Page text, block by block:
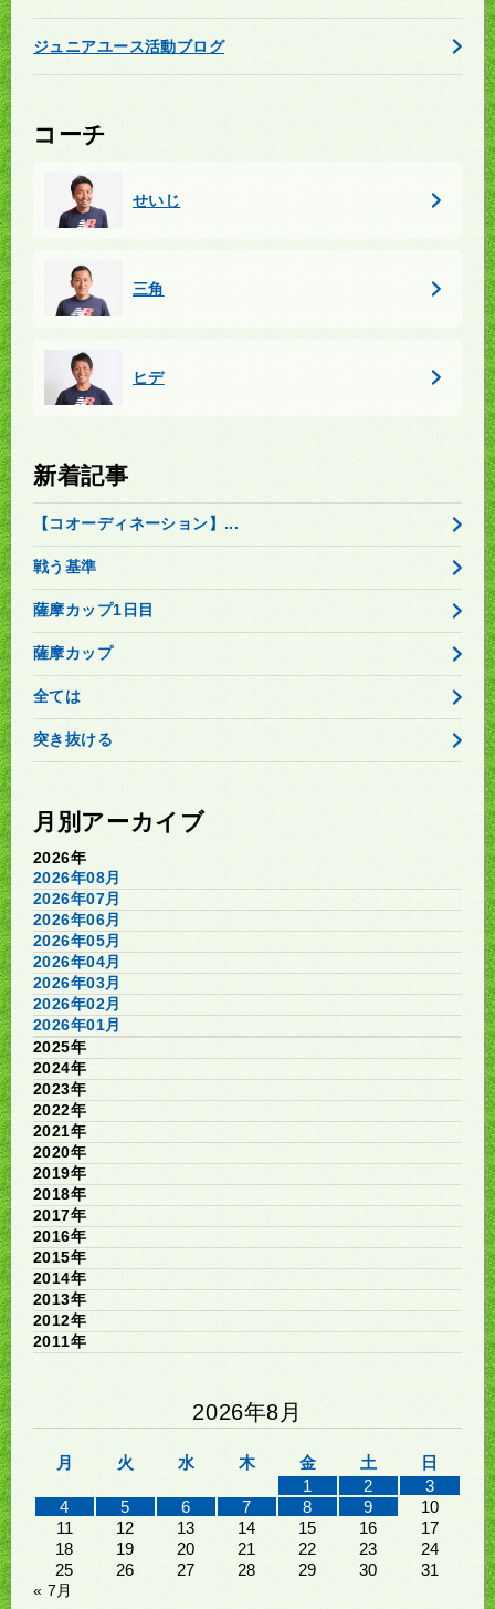
ジュニアユース活動ブログ
コーチ
せいじ
三角
ヒデ
新着記事
【コオーディネーション】...
戦う基準
薩摩カップ1日目
薩摩カップ
全ては
突き抜ける
月別アーカイブ
2026年
2026年08月
2026年07月
2026年06月
2026年05月
2026年04月
2026年03月
2026年02月
2026年01月
2025年
2024年
2023年
2022年
2021年
2020年
2019年
2018年
2017年
2016年
2015年
2014年
2013年
2012年
2011年
2026年8月
月 火 水 木 金 土
日
1
2
3
4
5 6 7 8 9
10
11
12 13 14 15 16
17
18
19 20 21 22 23
24
25
26 27 28 29 30 31
« 7月